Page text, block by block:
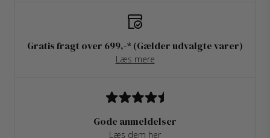
Gratis fragt over 699,-* (Gælder udvalgte varer)
Læs mere
Gode anmeldelser
Læs dem her